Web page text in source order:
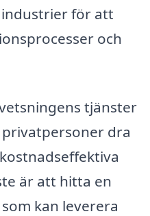
för att
och
tjänster
dra
är att hitta en
kan leverera